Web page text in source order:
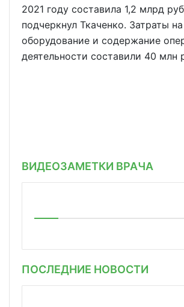
2021 году составила 1,2 млрд
подчеркнул Ткаченко. Затраты на
оборудование и содержание
деятельности составили 40 млн
ВИДЕОЗАМЕТКИ ВРАЧА
ПОСЛЕДНИЕ НОВОСТИ